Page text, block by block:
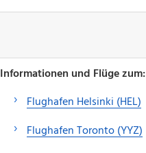
Informationen und Flüge zum:
Flughafen Helsinki (HEL)
Flughafen Toronto (YYZ)